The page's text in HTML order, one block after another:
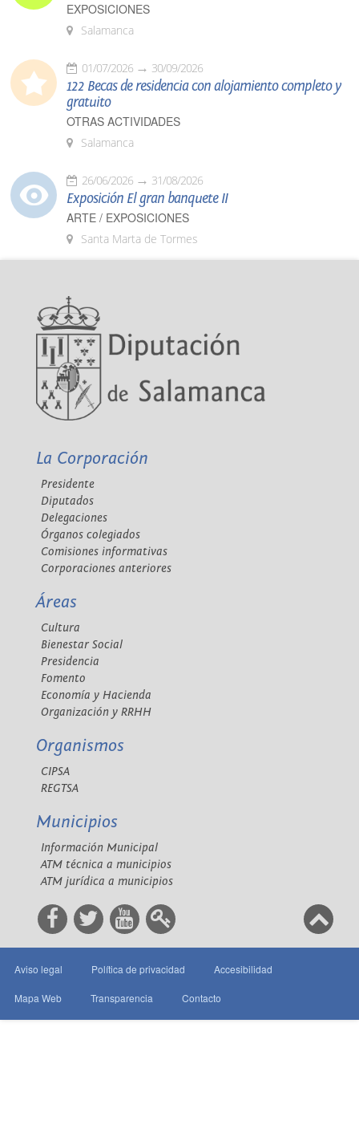
EXPOSICIONES
Salamanca
01/07/2026 30/09/2026
122 Becas de residencia con alojamiento completo y
gratuito
OTRAS ACTIVIDADES
Salamanca
26/06/2026 31/08/2026
Exposición El gran banquete II
ARTE / EXPOSICIONES
Santa Marta de Tormes
La Corporación
Presidente
Diputados
Delegaciones
Órganos colegiados
Comisiones informativas
Corporaciones anteriores
Áreas
Cultura
Bienestar Social
Presidencia
Fomento
Economía y Hacienda
Organización y RRHH
Organismos
CIPSA
REGTSA
Municipios
Información Municipal
ATM técnica a municipios
ATM jurídica a municipios
Aviso legal Política de privacidad Accesibilidad
Mapa Web Transparencia Contacto